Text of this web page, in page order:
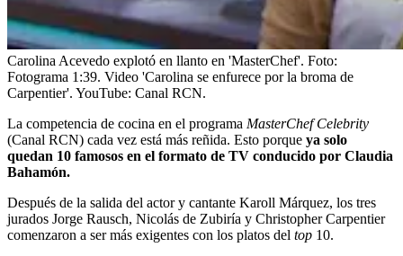
Carolina Acevedo explotó en llanto en 'MasterChef'. Foto:
Fotograma 1:39. Video 'Carolina se enfurece por la broma de
Carpentier'. YouTube: Canal RCN.
La competencia de cocina en el programa MasterChef Celebrity
(Canal RCN) cada vez está más reñida. Esto porque ya solo
quedan 10 famosos en el formato de TV conducido por Claudia
Bahamón.
Después de la salida del actor y cantante Karoll Márquez, los tres
jurados Jorge Rausch, Nicolás de Zubiría y Christopher Carpentier
comenzaron a ser más exigentes con los platos del top 10.